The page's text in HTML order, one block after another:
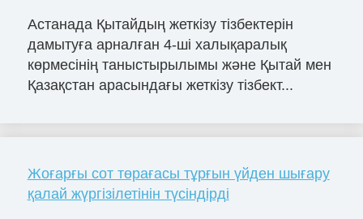
Астанада Қытайдың жеткізу тізбектерін
дамытуға арналған 4-ші халықаралық
көрмесінің таныстырылымы және Қытай мен
Қазақстан арасындағы жеткізу тізбект...
Жоғарғы сот төрағасы тұрғын үйден шығару
қалай жүргізілетінін түсіндірді